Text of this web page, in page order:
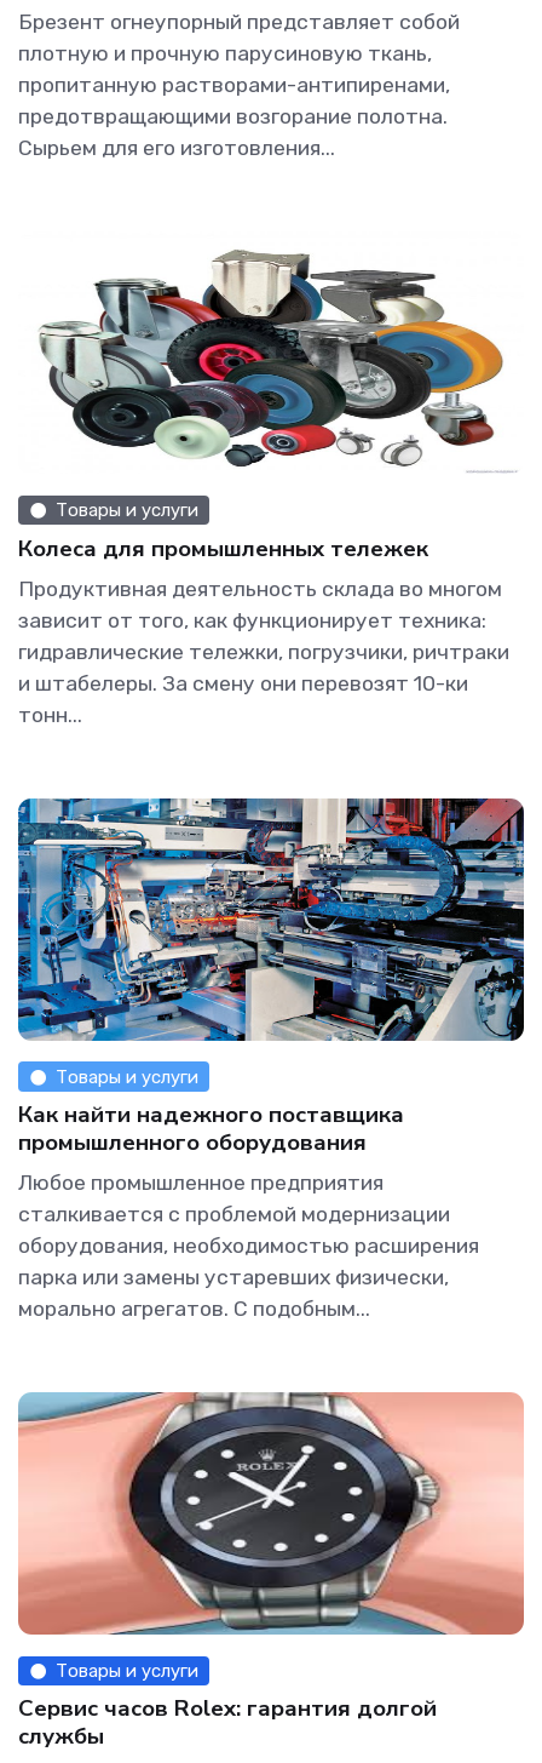
Брезент огнеупорный представляет собой
плотную и прочную парусиновую ткань,
пропитанную растворами-антипиренами,
предотвращающими возгорание полотна.
Сырьем для его изготовления...
Товары и услуги
Колеса для промышленных тележек
Продуктивная деятельность склада во многом
зависит от того, как функционирует техника:
гидравлические тележки, погрузчики, ричтраки
и штабелеры. За смену они перевозят 10-ки
тонн...
Товары и услуги
Как найти надежного поставщика
промышленного оборудования
Любое промышленное предприятия
сталкивается с проблемой модернизации
оборудования, необходимостью расширения
парка или замены устаревших физически,
морально агрегатов. С подобным...
Товары и услуги
Сервис часов Rolex: гарантия долгой
службы